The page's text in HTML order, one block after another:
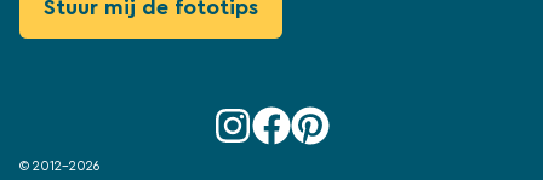
© 2012-2026